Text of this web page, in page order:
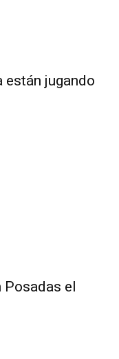
están jugando
Posadas el